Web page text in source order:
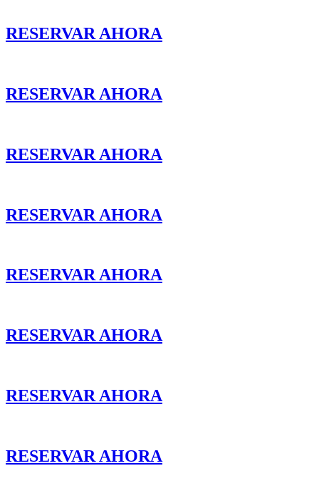
RESERVAR AHORA
RESERVAR AHORA
RESERVAR AHORA
RESERVAR AHORA
RESERVAR AHORA
RESERVAR AHORA
RESERVAR AHORA
RESERVAR AHORA